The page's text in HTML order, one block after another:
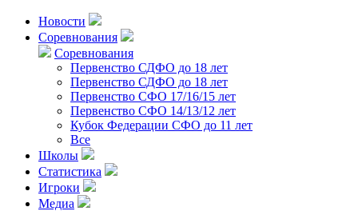
Новости
Соревнования
Соревнования
Первенство СДФО до 18 лет
Первенство СДФО до 18 лет
Первенство СФО 17/16/15 лет
Первенство СФО 14/13/12 лет
Кубок Федерации СФО до 11 лет
Все
Школы
Статистика
Игроки
Медиа